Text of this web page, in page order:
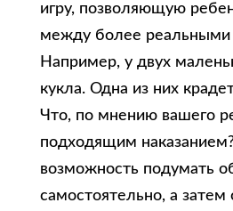
игру, позволяющую
между более
Например, у двух
кукла. Одна из них
Что, по мнению вашего
подходящим
возможность подумать
самостоятельно, а затем